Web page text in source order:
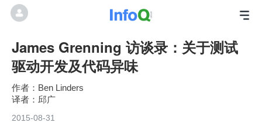
James Grenning 访谈录：关于测试
驱动开发及代码异味
Ben Linders
邱广
2015-08-31